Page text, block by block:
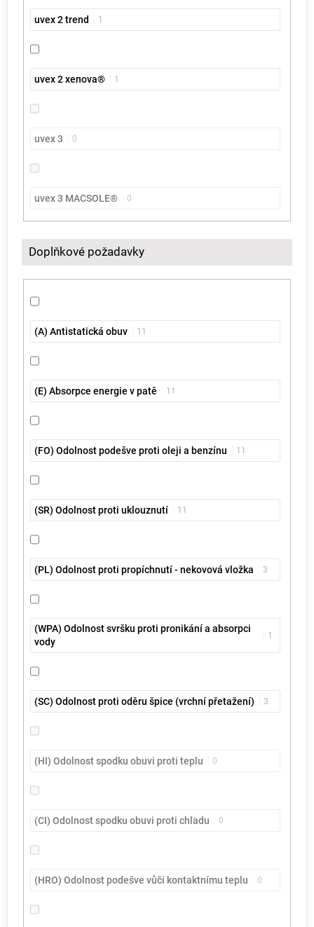
uvex 2 trend 1
uvex 2 xenova® 1
uvex 3 0
uvex 3 MACSOLE® 0
Doplňkové požadavky
(A) Antistatická obuv 11
(E) Absorpce energie v patě 11
(FO) Odolnost podešve proti oleji a benzínu 11
(SR) Odolnost proti uklouznutí 11
(PL) Odolnost proti propíchnutí - nekovová vložka 3
(WPA) Odolnost svršku proti pronikání a absorpci
vody
1
(SC) Odolnost proti oděru špice (vrchní přetažení) 3
(HI) Odolnost spodku obuvi proti teplu 0
(CI) Odolnost spodku obuvi proti chladu 0
(HRO) Odolnost podešve vůči kontaktnímu teplu 0